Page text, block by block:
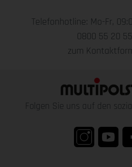
Telefonhotline: Mo-Fr,
0800 55 20
zum
Folgen Sie uns auf den